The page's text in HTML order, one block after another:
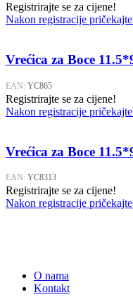
Registrirajte se za cijene!
Nakon registracije
Vrećica za Boce
EAN: YC865
Registrirajte se za cijene!
Nakon registracije
Vrećica za Boce
EAN: YC8313
Registrirajte se za cijene!
Nakon registracije
O nama
Kontakt